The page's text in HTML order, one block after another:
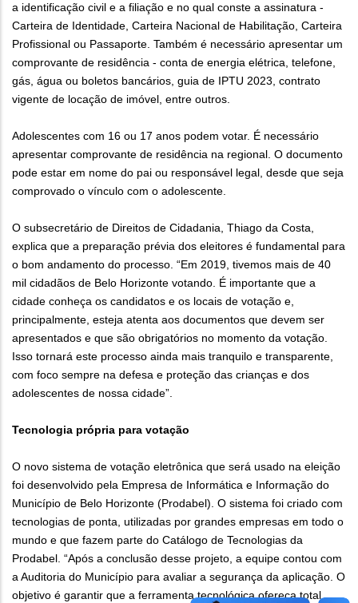
a identificação civil e a filiação e no qual conste a assinatura -
Carteira de Identidade, Carteira Nacional de Habilitação, Carteira
Profissional ou Passaporte. Também é necessário apresentar um
comprovante de residência - conta de energia elétrica, telefone,
gás, água ou boletos bancários, guia de IPTU 2023, contrato
vigente de locação de imóvel, entre outros.
Adolescentes com 16 ou 17 anos podem votar. É necessário
apresentar comprovante de residência na regional. O documento
pode estar em nome do pai ou responsável legal, desde que seja
comprovado o vínculo com o adolescente.
O subsecretário de Direitos de Cidadania, Thiago da Costa,
explica que a preparação prévia dos eleitores é fundamental para
o bom andamento do processo. “Em 2019, tivemos mais de 40
mil cidadãos de Belo Horizonte votando. É importante que a
cidade conheça os candidatos e os locais de votação e,
principalmente, esteja atenta aos documentos que devem ser
apresentados e que são obrigatórios no momento da votação.
Isso tornará este processo ainda mais tranquilo e transparente,
com foco sempre na defesa e proteção das crianças e dos
adolescentes de nossa cidade”.
Tecnologia própria para votação
O novo sistema de votação eletrônica que será usado na eleição
foi desenvolvido pela Empresa de Informática e Informação do
Município de Belo Horizonte (Prodabel). O sistema foi criado com
tecnologias de ponta, utilizadas por grandes empresas em todo o
mundo e que fazem parte do Catálogo de Tecnologias da
Prodabel. “Após a conclusão desse projeto, a equipe contou com
a Auditoria do Município para avaliar a segurança da aplicação. O
objetivo é garantir que a ferramenta tecnológica ofereça total